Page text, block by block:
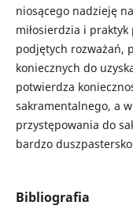
niosącego nadzieję
miłosierdzia i
podjętych rozważań,
koniecznych do
potwierdza
sakramentalnego, a
przystępowania do
bardzo
Bibliografia